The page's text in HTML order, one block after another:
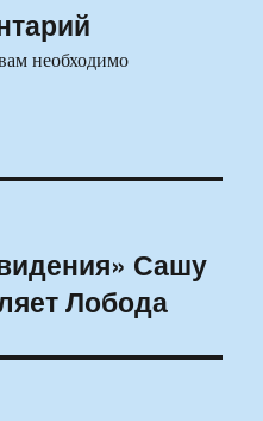
необходимо
Сашу
Лобода